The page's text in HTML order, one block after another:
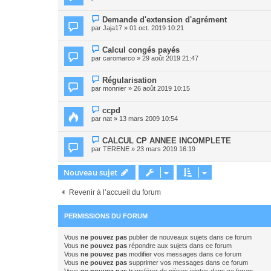
Demande d'extension d'agrément
par Jaja17 » 01 oct. 2019 10:21
Calcul congés payés
par caromarco » 29 août 2019 21:47
Régularisation
par monnier » 26 août 2019 10:15
ccpd
par nat » 13 mars 2009 10:54
CALCUL CP ANNEE INCOMPLETE
par TERENE » 23 mars 2019 16:19
Nouveau sujet
Revenir à l’accueil du forum
PERMISSIONS DU FORUM
Vous ne pouvez pas publier de nouveaux sujets dans ce forum
Vous ne pouvez pas répondre aux sujets dans ce forum
Vous ne pouvez pas modifier vos messages dans ce forum
Vous ne pouvez pas supprimer vos messages dans ce forum